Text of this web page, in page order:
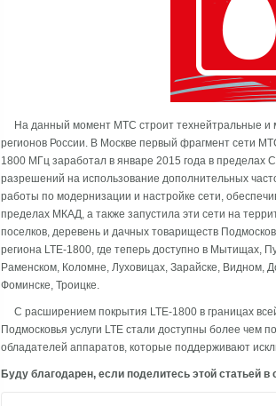
На данный момент МТС строит технейтральные и
регионов России. В Москве первый фрагмент сети
1800 МГц заработал в январе 2015 года в пределах
разрешений на использование дополнительных
работы по модернизации и настройке сети,
пределах МКАД, а также запустила эти сети на
поселков, деревень и дачных товариществ
региона LTE-1800, где теперь доступно в Мытищах,
Раменском, Коломне, Луховицах, Зарайске, Видном,
Фоминске, Троицке.
С расширением покрытия LTE-1800 в границах
Подмосковья услуги LTE стали доступны более чем
обладателей аппаратов, которые поддерживают
Буду благодарен, если поделитесь этой статьей в